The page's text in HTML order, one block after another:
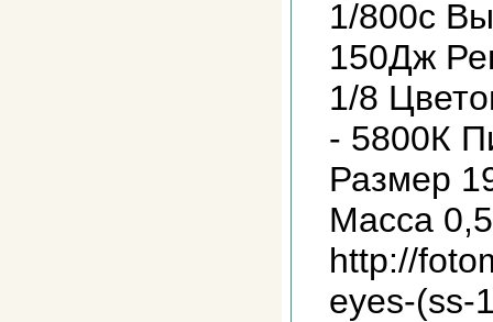
1/800с
150Дж
1/8
- 5800К
Размер
Масса
http://
eyes-(ss-